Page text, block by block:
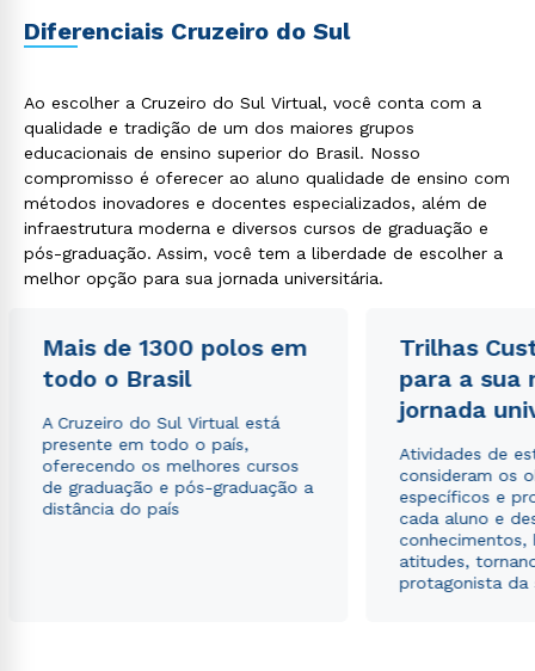
Diferenciais Cruzeiro do Sul
Ao escolher a Cruzeiro do Sul Virtual, você conta com a
qualidade e tradição de um dos maiores grupos
educacionais de ensino superior do Brasil. Nosso
compromisso é oferecer ao aluno qualidade de ensino com
métodos inovadores e docentes especializados, além de
infraestrutura moderna e diversos cursos de graduação e
pós-graduação. Assim, você tem a liberdade de escolher a
melhor opção para sua jornada universitária.
Mais de 1300 polos em
todo o Brasil
A Cruzeiro do Sul Virtual está
presente em todo o país,
oferecendo os melhores cursos
de graduação e pós-graduação a
distância do país
Trilhas
para a sua
jornada
Atividades de
consideram os
específicos e
cada aluno e
conhecimentos,
atitudes,
protagonista da